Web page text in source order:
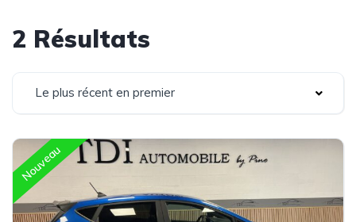
2 Résultats
Le plus récent en premier
Nouveau